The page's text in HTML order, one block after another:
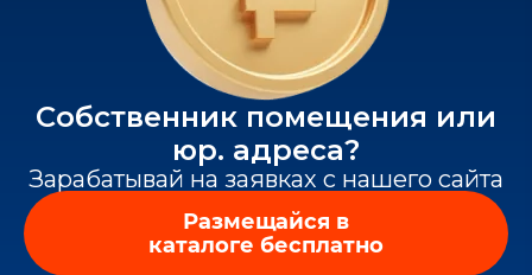
Собственник помещения или
юр. адреса?
Зарабатывай на заявках с нашего сайта
Размещайся в
каталоге бесплатно